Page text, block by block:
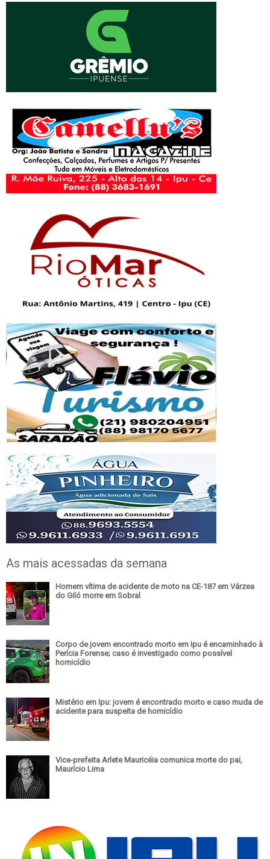
As mais acessadas da semana
Homem vítima de acidente de moto na CE-187 em Várzea
do Giló morre em Sobral
Corpo de jovem encontrado morto em Ipu é encaminhado à
Perícia Forense; caso é investigado como possível
homicídio
Mistério em Ipu: jovem é encontrado morto e caso muda de
acidente para suspeita de homicídio
Vice-prefeita Arlete Mauricéia comunica morte do pai,
Maurício Lima